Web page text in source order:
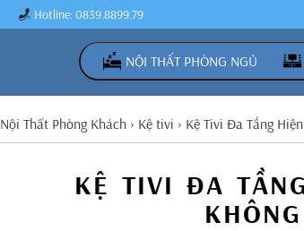
Hotline: 0839.8899.79
NỘI THẤT PHÒNG NGỦ
Nội Thất Phòng Khách › Kệ tivi › Kệ Tivi Đa Tầng
KỆ TIVI ĐA